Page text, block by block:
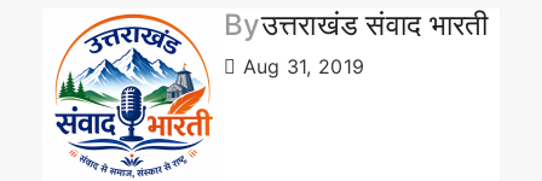
Byउत्तराखंड संवाद भारती
Aug 31, 2019